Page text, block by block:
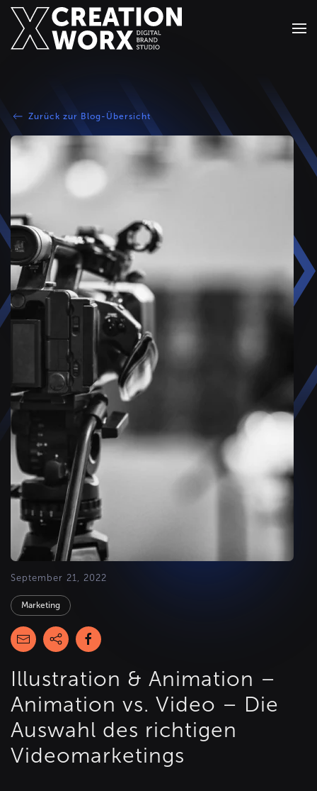
Zum Hauptinhalt springen
Zurück zur Blog-Übersicht
September 21, 2022
Marketing
Illustration & Animation –
Animation vs. Video – Die
Auswahl des richtigen
Videomarketings